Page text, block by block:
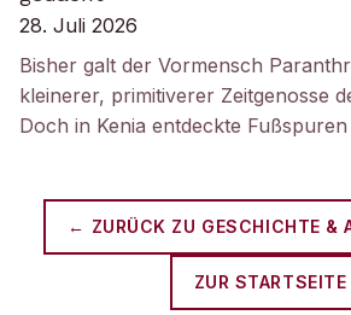
28. Juli 2026
Bisher galt der Vormensch
kleinerer, primitiverer Zeitgenosse
Doch in Kenia entdeckte
← ZURÜCK ZU GESCHICHTE &
ZUR STARTSEITE